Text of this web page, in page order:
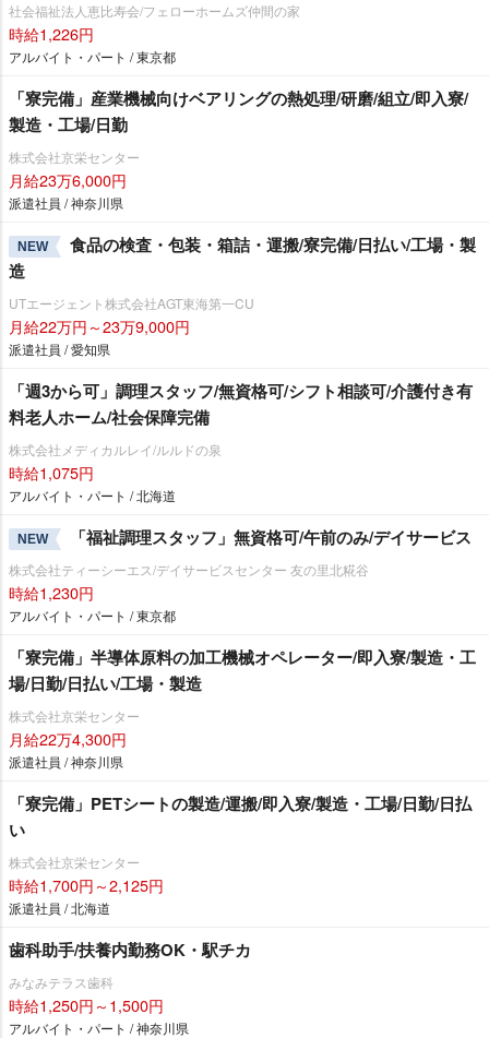
社会福祉法人恵比寿会/フェローホームズ仲間の家
時給1,226円
アルバイト・パート / 東京都
「寮完備」産業機械向けベアリングの熱処理/研磨/組立/即入寮/
製造・工場/日勤
株式会社京栄センター
月給23万6,000円
派遣社員 / 神奈川県
NEW
食品の検査・包装・箱詰・運搬/寮完備/日払い/工場・製
造
UTエージェント株式会社AGT東海第一CU
月給22万円～23万9,000円
派遣社員 / 愛知県
「週3から可」調理スタッフ/無資格可/シフト相談可/介護付き有
料老人ホーム/社会保障完備
株式会社メディカルレイ/ルルドの泉
時給1,075円
アルバイト・パート / 北海道
NEW 「福祉調理スタッフ」無資格可/午前のみ/デイサービス
株式会社ティーシーエス/デイサービスセンター 友の里北糀谷
時給1,230円
アルバイト・パート / 東京都
「寮完備」半導体原料の加工機械オペレーター/即入寮/製造・工
場/日勤/日払い/工場・製造
株式会社京栄センター
月給22万4,300円
派遣社員 / 神奈川県
「寮完備」PETシートの製造/運搬/即入寮/製造・工場/日勤/日払
い
株式会社京栄センター
時給1,700円～2,125円
派遣社員 / 北海道
歯科助手/扶養内勤務OK・駅チカ
みなみテラス歯科
時給1,250円～1,500円
アルバイト・パート / 神奈川県